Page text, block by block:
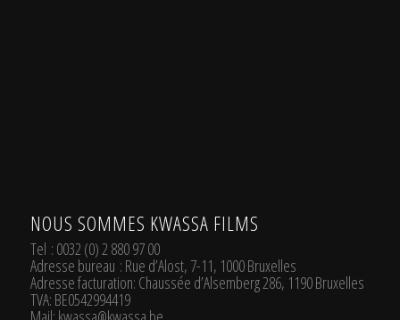
NOUS SOMMES KWASSA FILMS
Tel : 0032 (0) 2 880 97 00
Adresse bureau : Rue d’Alost, 7-11, 1000 Bruxelles
Adresse facturation: Chaussée d’Alsemberg 286, 1190 Bruxelles
TVA: BE0542994419